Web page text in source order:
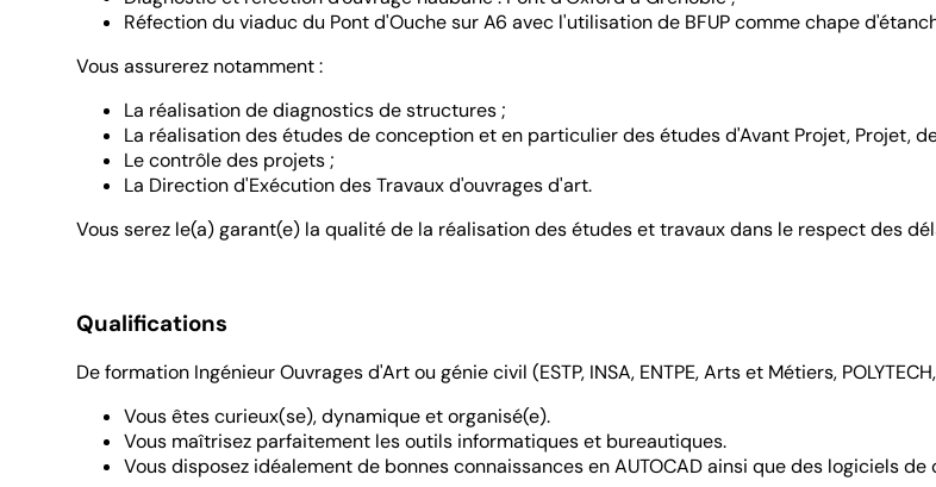
Réfection du viaduc du Pont d'Ouche sur A6 avec l'utilisation de BFUP comme chape
Vous assurerez notamment :
La réalisation de diagnostics de structures ;
La réalisation des études de conception et en particulier des études d'Avant Projet, Projet,
Le contrôle des projets ;
La Direction d'Exécution des Travaux d'ouvrages d'art.
Vous serez le(a) garant(e) la qualité de la réalisation des études et travaux dans le respect des
Qualifications
De formation Ingénieur Ouvrages d'Art ou génie civil (ESTP, INSA, ENTPE, Arts et Métiers,
Vous êtes curieux(se), dynamique et organisé(e).
Vous maîtrisez parfaitement les outils informatiques et bureautiques.
Vous disposez idéalement de bonnes connaissances en AUTOCAD ainsi que des logiciels de